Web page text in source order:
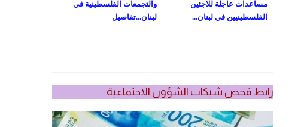
والتجمعات الفلسطينية في
لبنان...تفاصيل
مساعدات عاجلة للاجئين
الفلسطينيين في لبنان...
رابط فحص شيكات الشؤون الاجتماعية